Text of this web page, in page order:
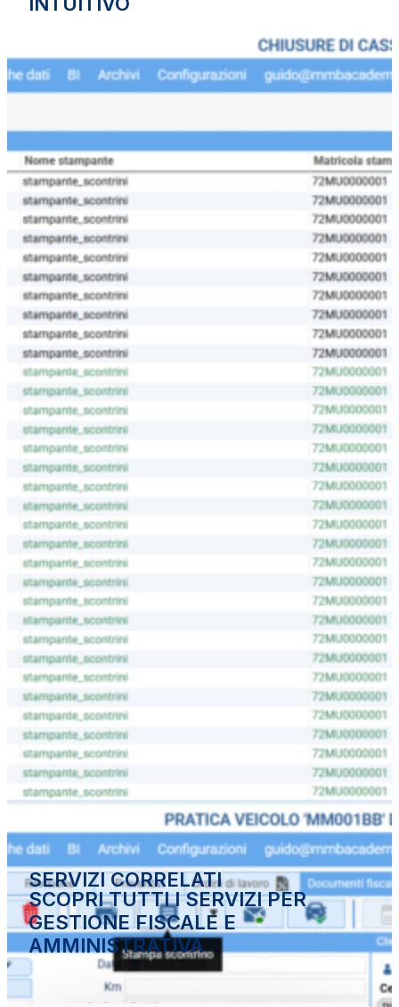
SERVIZI CORRELATI
SCOPRI TUTTI I SERVIZI PER
GESTIONE FISCALE E
AMMINISTRATIVA